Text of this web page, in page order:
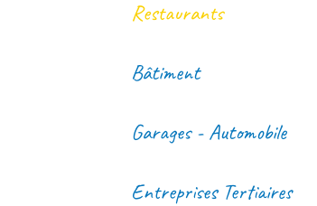
Garages - Automobile
Entreprises Tertiaires